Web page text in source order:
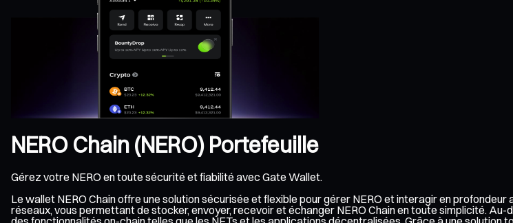
NERO Chain (NERO) Portefeuille
Gérez votre NERO en toute sécurité et fiabilité avec Gate Wallet.
Le wallet NERO Chain offre une solution sécurisée et flexible pour gérer NERO et interagir en
réseaux, vous permettant de stocker, envoyer, recevoir et échanger NERO Chain en toute simplicité.